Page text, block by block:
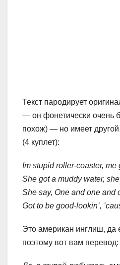
Текст пародирует
— он фонетически очень
похож) — но имеет
(4 куплет):
Im stupid roller-coaster, me
She got a muddy water,
She say, One and one and
Got to be good-lookin’,
Это американ инглиш,
поэтому вот вам перевод: